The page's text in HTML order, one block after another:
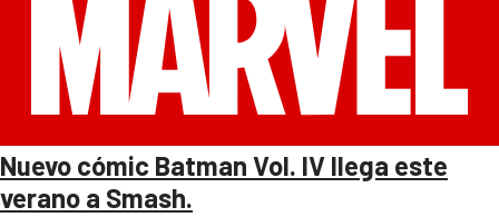
Nuevo cómic Batman Vol. IV llega este
verano a Smash.